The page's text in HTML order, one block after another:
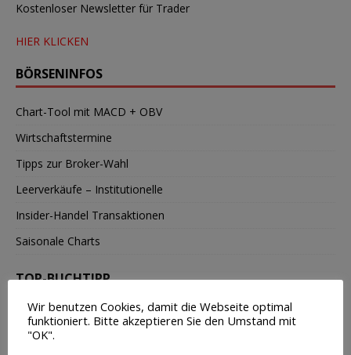
Kostenloser Newsletter für Trader
HIER KLICKEN
BÖRSENINFOS
Chart-Tool mit MACD + OBV
Wirtschaftstermine
Tipps zur Broker-Wahl
Leerverkäufe – Institutionelle
Insider-Handel Transaktionen
Saisonale Charts
TOP-BUCHTIPP
Wir benutzen Cookies, damit die Webseite optimal
funktioniert. Bitte akzeptieren Sie den Umstand mit
"OK".